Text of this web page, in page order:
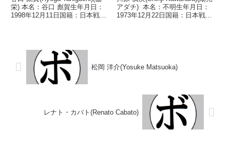
栄) 本名：谷口 彪賀生年月日：
1998年12月11日国籍：日本戦
ーフェザー級ユース王座 ...
アダチ) 本名：不明生年月日：
1973年12月22日国籍：日本戦
松岡 洋介(Yosuke Matsuoka)
レナト・カバト(Renato Cabato)